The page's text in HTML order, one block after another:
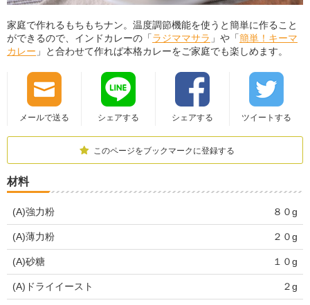
家庭で作れるもちもちナン。温度調節機能を使うと簡単に作ること
ができるので、インドカレーの「ラジママサラ 」や「簡単！キーマ
カレー 」と合わせて作れば本格カレーをご家庭でも楽しめます。
メールで送る シェアする シェアする ツイートする
このページをブックマークに登録する
材料
(A)強力粉 ８０g
(A)薄力粉 ２０g
(A)砂糖 １０g
(A)ドライイースト ２g